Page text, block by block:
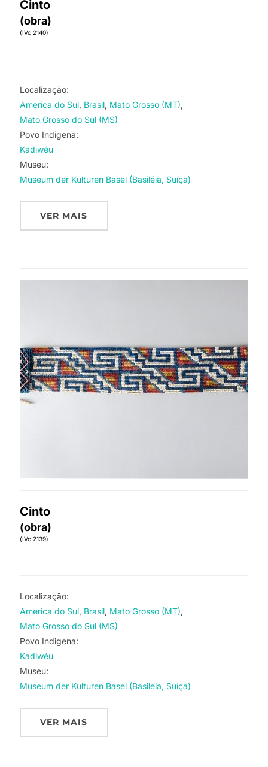
Cinto
(obra)
(IVc 2140)
Localização:
America do Sul Brasil Mato Grosso (MT)
Mato Grosso do Sul (MS)
Povo Indigena:
Kadiwéu
Museu:
Museum der Kulturen Basel (Basiléia, Suíça)
VER MAIS
Cinto
(obra)
(IVc 2139)
Localização:
America do Sul Brasil Mato Grosso (MT)
Mato Grosso do Sul (MS)
Povo Indigena:
Kadiwéu
Museu:
Museum der Kulturen Basel (Basiléia, Suíça)
VER MAIS